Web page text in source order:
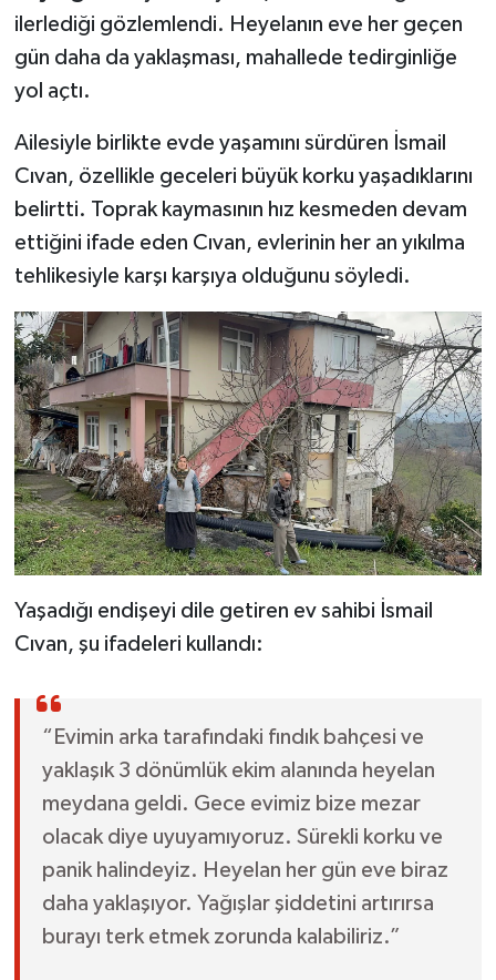
ilerlediği gözlemlendi. Heyelanın eve her geçen
gün daha da yaklaşması, mahallede tedirginliğe
yol açtı.
Ailesiyle birlikte evde yaşamını sürdüren İsmail
Cıvan, özellikle geceleri büyük korku yaşadıklarını
belirtti. Toprak kaymasının hız kesmeden devam
ettiğini ifade eden Cıvan, evlerinin her an yıkılma
tehlikesiyle karşı karşıya olduğunu söyledi.
Yaşadığı endişeyi dile getiren ev sahibi İsmail
Cıvan, şu ifadeleri kullandı:
“Evimin arka tarafındaki fındık bahçesi ve
yaklaşık 3 dönümlük ekim alanında heyelan
meydana geldi. Gece evimiz bize mezar
olacak diye uyuyamıyoruz. Sürekli korku ve
panik halindeyiz. Heyelan her gün eve biraz
daha yaklaşıyor. Yağışlar şiddetini artırırsa
burayı terk etmek zorunda kalabiliriz.”